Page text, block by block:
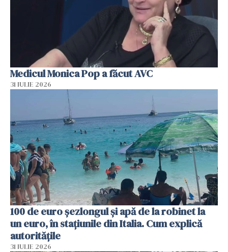
Medicul Monica Pop a făcut AVC
31 IULIE 2026
100 de euro șezlongul și apă de la robinet la
un euro, în stațiunile din Italia. Cum explică
autoritățile
31 IULIE 2026